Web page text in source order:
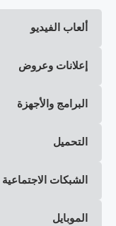
ألعاب الفيديو
إعلانات وعروض
البرامج والأجهزة
التحميل
الشبكات الاجتماعية
الموبايل